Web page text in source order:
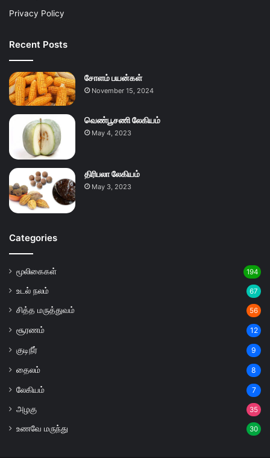
Privacy Policy
Recent Posts
சோளம் பயன்கள்
November 15, 2024
வெண்பூசணி லேகியம்
May 4, 2023
திரிபலா லேகியம்
May 3, 2023
Categories
மூலிகைகள் 194
உடல் நலம் 67
சித்த மருத்துவம் 56
சூரணம் 12
குடிநீர் 9
தைலம் 8
லேகியம் 7
அழகு 35
உணவே மருந்து 30